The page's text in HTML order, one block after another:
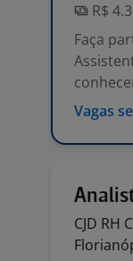
R$
Faça
Vagas
CJD RH